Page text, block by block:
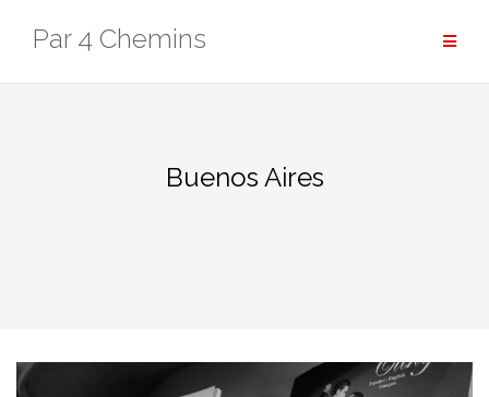
Par 4 Chemins
Buenos Aires